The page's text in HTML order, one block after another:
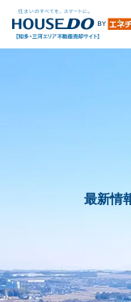
最新情